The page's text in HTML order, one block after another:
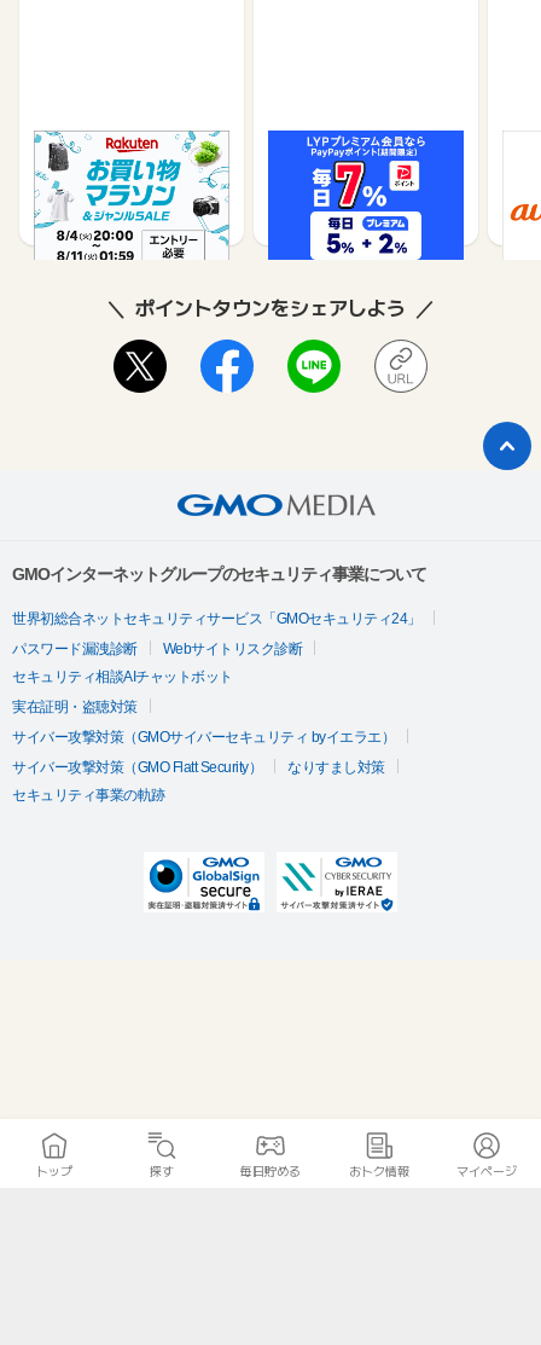
楽天市場
1%
Yahoo!ショッピング
1%
ポイントタウンをシェアしよう
GMOインターネットグループのセキュリティ事業について
世界初総合ネットセキュリティサービス「GMOセキュリティ24」
パスワード漏洩診断
Webサイトリスク診断
セキュリティ相談AIチャットボット
実在証明・盗聴対策
サイバー攻撃対策（GMOサイバーセキュリティ byイエラエ）
サイバー攻撃対策（GMO Flatt Security）
なりすまし対策
セキュリティ事業の軌跡
トップ 探す 毎日貯める おトク情報 マイページ